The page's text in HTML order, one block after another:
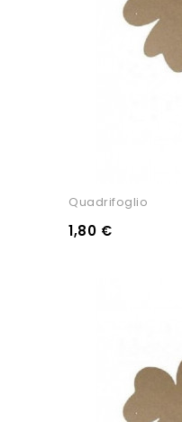
Quadrifoglio
1,80 €